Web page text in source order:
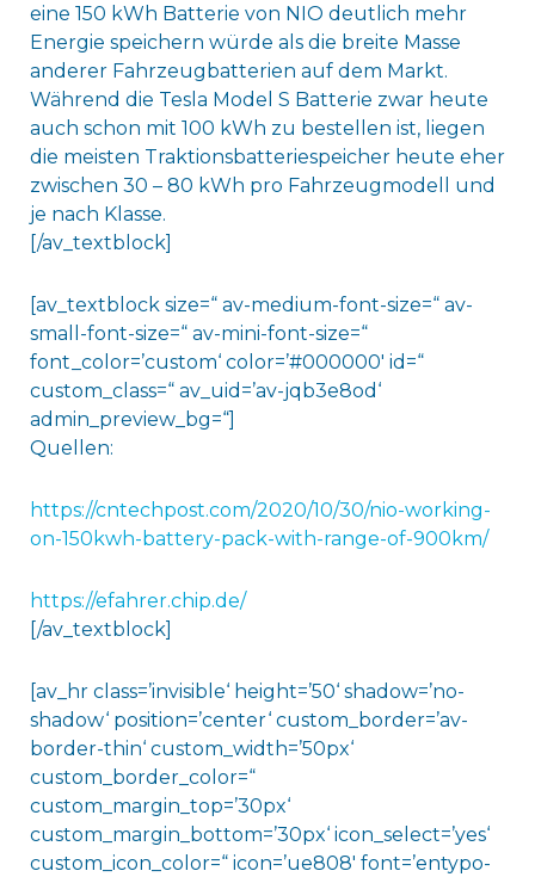
eine 150 kWh Batterie von NIO deutlich mehr
Energie speichern würde als die breite Masse
anderer Fahrzeugbatterien auf dem Markt.
Während die Tesla Model S Batterie zwar heute
auch schon mit 100 kWh zu bestellen ist, liegen
die meisten Traktionsbatteriespeicher heute eher
zwischen 30 – 80 kWh pro Fahrzeugmodell und
je nach Klasse.
[/av_textblock]
[av_textblock size=“ av-medium-font-size=“ av-
small-font-size=“ av-mini-font-size=“
font_color=’custom‘ color=’#000000′ id=“
custom_class=“ av_uid=’av-jqb3e8od‘
admin_preview_bg=“]
Quellen:
https://cntechpost.com/2020/10/30/nio-working-
on-150kwh-battery-pack-with-range-of-900km/
https://efahrer.chip.de/
[/av_textblock]
[av_hr class=’invisible‘ height=’50‘ shadow=’no-
shadow‘ position=’center‘ custom_border=’av-
border-thin‘ custom_width=’50px‘
custom_border_color=“
custom_margin_top=’30px‘
custom_margin_bottom=’30px‘ icon_select=’yes‘
custom_icon_color=“ icon=’ue808′ font=’entypo-